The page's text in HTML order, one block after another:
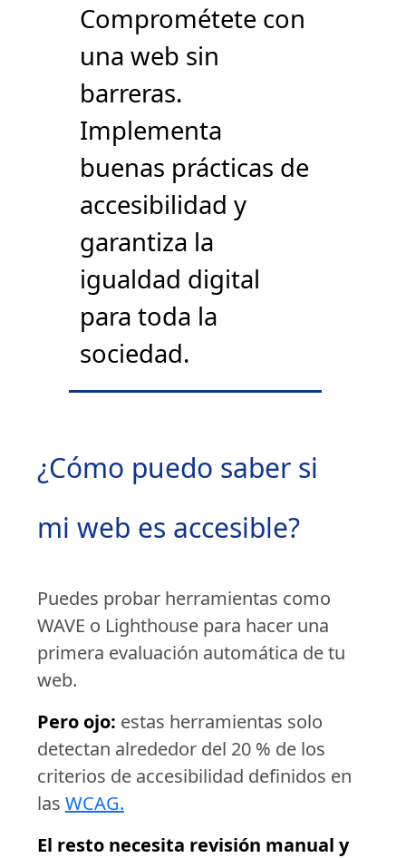
Comprométete con
una web sin
barreras.
Implementa
buenas prácticas de
accesibilidad y
garantiza la
igualdad digital
para toda la
sociedad.
¿Cómo puedo saber si
mi web es accesible?
Puedes probar herramientas como
WAVE o Lighthouse para hacer una
primera evaluación automática de tu
web.
Pero ojo: estas herramientas solo
detectan alrededor del 20 % de los
criterios de accesibilidad definidos en
las WCAG.
El resto necesita revisión manual y